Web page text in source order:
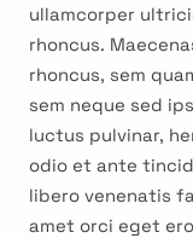
ullamcorper
rhoncus.
rhoncus, sem
sem neque sed
luctus pulvinar,
odio et ante
libero venenatis
amet orci eget